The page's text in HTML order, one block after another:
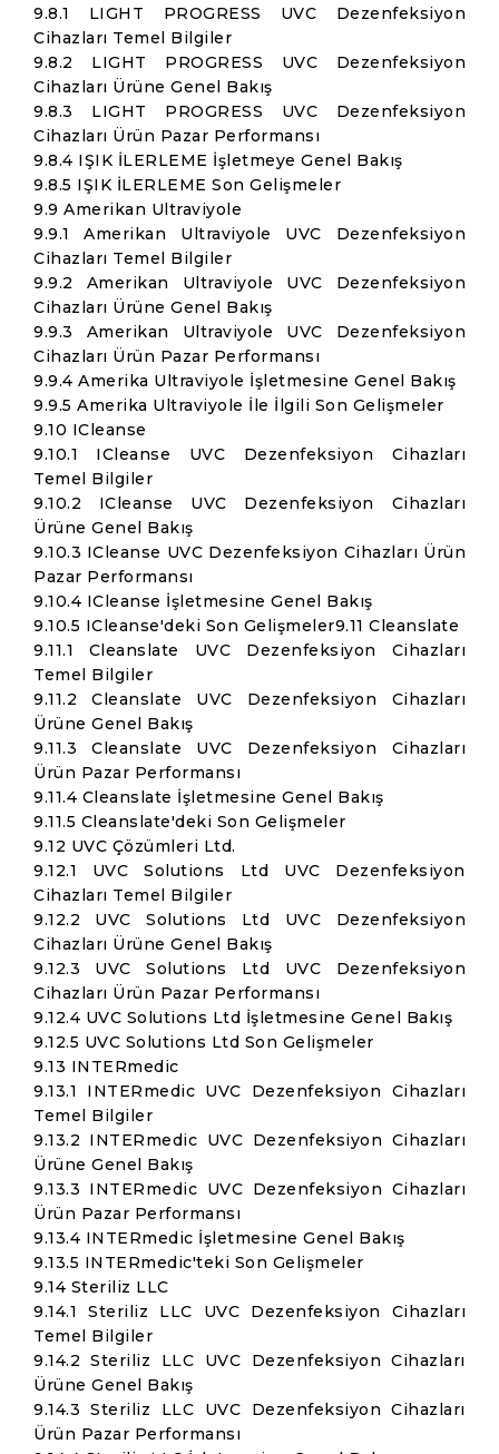
9.8.1 LIGHT PROGRESS UVC Dezenfeksiyon
Cihazları Temel Bilgiler
9.8.2 LIGHT PROGRESS UVC Dezenfeksiyon
Cihazları Ürüne Genel Bakış
9.8.3 LIGHT PROGRESS UVC Dezenfeksiyon
Cihazları Ürün Pazar Performansı
9.8.4 IŞIK İLERLEME İşletmeye Genel Bakış
9.8.5 IŞIK İLERLEME Son Gelişmeler
9.9 Amerikan Ultraviyole
9.9.1 Amerikan Ultraviyole UVC Dezenfeksiyon
Cihazları Temel Bilgiler
9.9.2 Amerikan Ultraviyole UVC Dezenfeksiyon
Cihazları Ürüne Genel Bakış
9.9.3 Amerikan Ultraviyole UVC Dezenfeksiyon
Cihazları Ürün Pazar Performansı
9.9.4 Amerika Ultraviyole İşletmesine Genel Bakış
9.9.5 Amerika Ultraviyole İle İlgili Son Gelişmeler
9.10 ICleanse
9.10.1 ICleanse UVC Dezenfeksiyon Cihazları
Temel Bilgiler
9.10.2 ICleanse UVC Dezenfeksiyon Cihazları
Ürüne Genel Bakış
9.10.3 ICleanse UVC Dezenfeksiyon Cihazları Ürün
Pazar Performansı
9.10.4 ICleanse İşletmesine Genel Bakış
9.10.5 ICleanse'deki Son Gelişmeler9.11 Cleanslate
9.11.1 Cleanslate UVC Dezenfeksiyon Cihazları
Temel Bilgiler
9.11.2 Cleanslate UVC Dezenfeksiyon Cihazları
Ürüne Genel Bakış
9.11.3 Cleanslate UVC Dezenfeksiyon Cihazları
Ürün Pazar Performansı
9.11.4 Cleanslate İşletmesine Genel Bakış
9.11.5 Cleanslate'deki Son Gelişmeler
9.12 UVC Çözümleri Ltd.
9.12.1 UVC Solutions Ltd UVC Dezenfeksiyon
Cihazları Temel Bilgiler
9.12.2 UVC Solutions Ltd UVC Dezenfeksiyon
Cihazları Ürüne Genel Bakış
9.12.3 UVC Solutions Ltd UVC Dezenfeksiyon
Cihazları Ürün Pazar Performansı
9.12.4 UVC Solutions Ltd İşletmesine Genel Bakış
9.12.5 UVC Solutions Ltd Son Gelişmeler
9.13 INTERmedic
9.13.1 INTERmedic UVC Dezenfeksiyon Cihazları
Temel Bilgiler
9.13.2 INTERmedic UVC Dezenfeksiyon Cihazları
Ürüne Genel Bakış
9.13.3 INTERmedic UVC Dezenfeksiyon Cihazları
Ürün Pazar Performansı
9.13.4 INTERmedic İşletmesine Genel Bakış
9.13.5 INTERmedic'teki Son Gelişmeler
9.14 Steriliz LLC
9.14.1 Steriliz LLC UVC Dezenfeksiyon Cihazları
Temel Bilgiler
9.14.2 Steriliz LLC UVC Dezenfeksiyon Cihazları
Ürüne Genel Bakış
9.14.3 Steriliz LLC UVC Dezenfeksiyon Cihazları
Ürün Pazar Performansı